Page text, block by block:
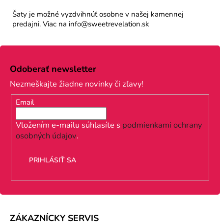
Šaty je možné vyzdvihnúť osobne v našej kamennej
predajni. Viac na info@sweetrevelation.sk
Z
Odoberať newsletter
Nezmeškajte žiadne novinky či zľavy!
Email
Vložením e-mailu súhlasíte s podmienkami ochrany
osobných údajov.
PRIHLÁSIŤ SA
ZÁKAZNÍCKY SERVIS